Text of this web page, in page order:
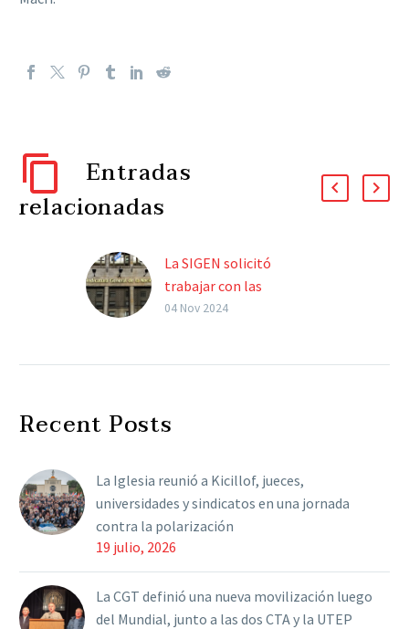
Entradas
relacionadas
La SIGEN solicitó
trabajar con las
universidades para
la Nación afirmó que el
la…
04 Nov 2024
Recent Posts
La Iglesia reunió a Kicillof, jueces,
universidades y sindicatos en una jornada
contra la polarización
19 julio, 2026
La CGT definió una nueva movilización luego
del Mundial, junto a las dos CTA y la UTEP